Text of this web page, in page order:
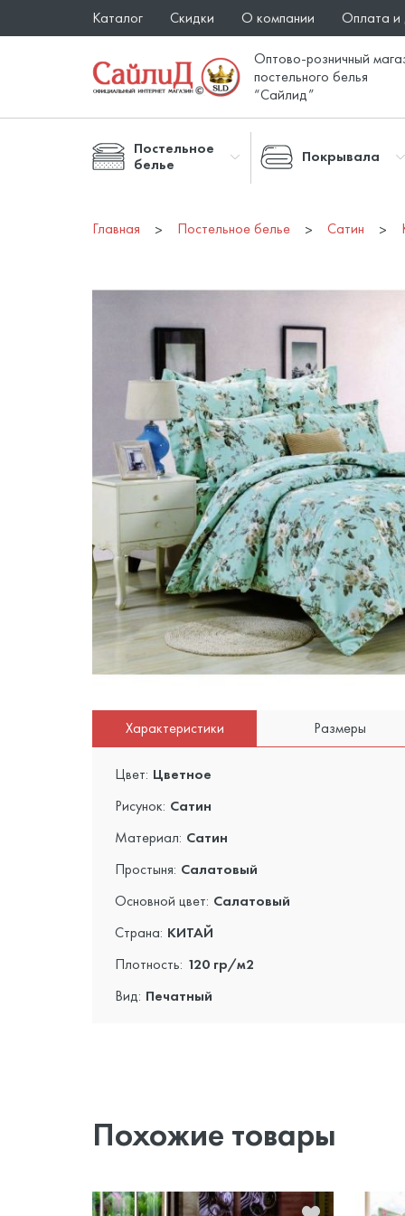
Каталог Скидки О компании Оплата и
Оптово-розничный
постельного белья
“Сайлид”
Постельное
белье
Покрывала
Главная Постельное белье Сатин
Характеристики Размеры
Цвет: Цветное
Рисунок: Сатин
Материал: Сатин
Простыня: Салатовый
Основной цвет: Салатовый
Страна: КИТАЙ
Плотность: 120 гр/м2
Вид: Печатный
Похожие товары